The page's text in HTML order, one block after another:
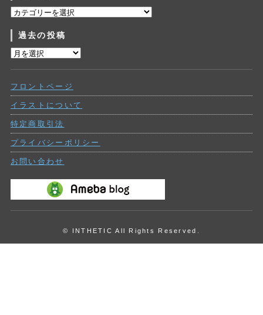
カ
ゴ
リ
ー
過去の投稿
過
投
稿
フロントページ
イラストについて
特定商取引法
プライバシーポリシー
お問い合わせ
© INTHETIC All Rights Reserved.